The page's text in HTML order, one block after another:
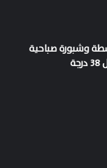
وشبورة صباحية